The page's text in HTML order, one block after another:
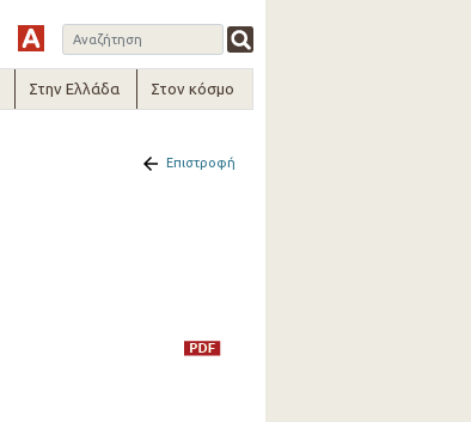
Στην Ελλάδα Στον κόσμο
Επιστροφή